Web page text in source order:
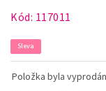
Kód: 117011
Sleva
Položka byla